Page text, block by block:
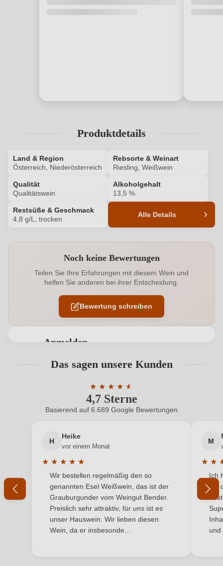
Produktdetails
Land & Region
Österreich, Niederösterreich
Rebsorte & Weinart
Riesling, Weißwein
Qualität
Qualitätswein
Alkoholgehalt
13,5 %
Restsüße & Geschmack
4,8 g/L, trocken
Alle Details
Alkoholgehalt in % 13,5 %
Allergene Enthält Sulfite
Ausbau Edelstahltank
Weingut Stadt Krems GmbH, Stadtgraben 11, 3500
Krems, Österreich
Land Österreich
Ort #REF!
Qualitätswein
Noch keine Bewertungen
Teilen Sie Ihre Erfahrungen mit diesem Wein und
helfen Sie anderen bei ihrer Entscheidung.
Bewertung schreiben
Anmelden
Benutzern abgegeben werden. Bitte loggen Sie sich
Neuer Kunde? Neuer Kunde?
Ihre E-Mail-Adresse
Ihr Passwort
Ich habe mein Passwort vergessen
Das sagen unsere Kunden
4,7 Sterne
★ ★ ★ ★ ★
★
Durchschnittliche Bewertung von 4.7
Basierend auf 6.689 Google Bewertungen
H
Heike
vor einem Monat
★ ★ ★ ★ ★
Durchschnittliche Bewertung von 5 von 5 Sternen
Wir bestellen regelmäßig den so
genannten Esel Weißwein, das ist der
Grauburgunder vom Weingut Bender.
Preislich sehr attraktiv, für uns ist es
unser Hauswein. Wir lieben diesen
Wein, da er insbesonde...
M
★ ★
Ich
mit
und